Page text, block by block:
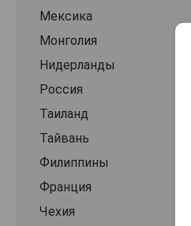
Мексика
Монголия
Нидерланды
Россия
Таиланд
Тайвань
Филиппины
Франция
Чехия